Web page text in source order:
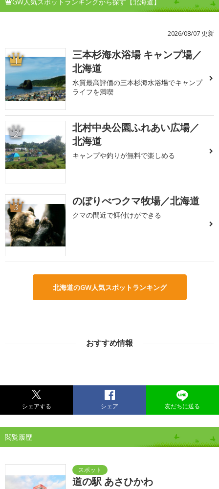
2026/08/07 更新
1
三本杉海水浴場 キャンプ場／
北海道
水質最高評価の三本杉海水浴場でキャンプ
ライフを満喫
2
北村中央公園ふれあい広場／
北海道
キャンプや釣りが無料で楽しめる
3 のぼりべつクマ牧場／北海道
クマの間近で餌付けができる
北海道のGW人気スポットランキング
おすすめ情報
シェアする シェア 友だちに送る
閲覧履歴
道の駅 あさひかわ